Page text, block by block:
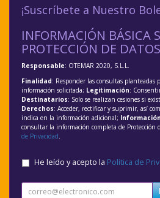
¡Suscríbete a Nuestro
INFORMACIÓN BÁSICA
PROTECCIÓN DE DATOS
Responsable: OTEMAR 2020, S.L.L.
Finalidad: Responder las consultas planteadas
información solicitada; Legitimación:
Destinatarios: Solo se realizan cesiones si
Derechos: Acceder, rectificar y suprimir, así
indica en la información adicional;
consultar la información completa de Protección
de Privacidad.
He leído y acepto la Política de